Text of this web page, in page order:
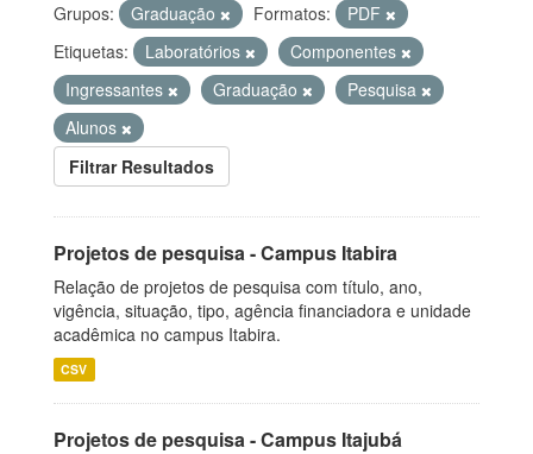
Grupos: Graduação Formatos:
PDF
Etiquetas:
Laboratórios
Componentes
Ingressantes
Graduação
Pesquisa
Alunos
Filtrar Resultados
Projetos de pesquisa - Campus Itabira
Relação de projetos de pesquisa com título, ano,
vigência, situação, tipo, agência financiadora e unidade
acadêmica no campus Itabira.
CSV
Projetos de pesquisa - Campus Itajubá